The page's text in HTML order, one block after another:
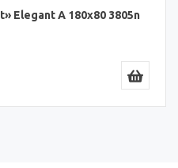
Elegant A 180x80 3805n